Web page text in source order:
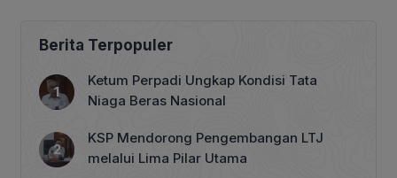
berturut-turut, di tengah tanda-tanda
permintaan yang stabil di AS,
konsumen minyak terbesar dunia,
meskipun prospek perundingan AS-
Rusia mengenai perang Ukraina
pasokan akibat sanksi lebih lanjut.
Menukil […]
Berita Terpopuler
Ketum Perpadi Ungkap Kondisi Tata
Niaga Beras Nasional
KSP Mendorong Pengembangan LTJ
melalui Lima Pilar Utama